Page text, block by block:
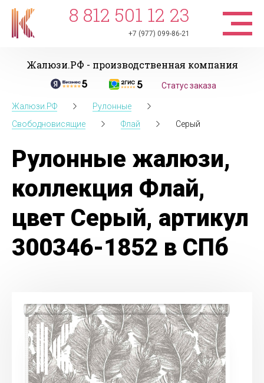
8 812 501 12 23
+7 (977) 099-86-21
Жалюзи.РФ - производственная компания
Статус заказа
Жалюзи.РФ
Рулонные
Свободновисящие
Флай Серый
Рулонные жалюзи,
коллекция Флай,
цвет Серый, артикул
300346-1852 в СПб